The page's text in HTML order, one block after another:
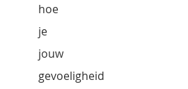
hoe
je
jouw
gevoeligheid